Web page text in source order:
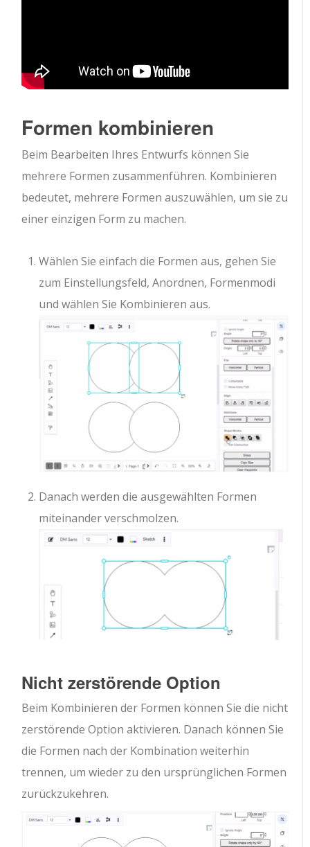
Formen kombinieren
Beim Bearbeiten Ihres Entwurfs können Sie
mehrere Formen zusammenführen. Kombinieren
bedeutet, mehrere Formen auszuwählen, um sie zu
einer einzigen Form zu machen.
Wählen Sie einfach die Formen aus, gehen Sie
zum Einstellungsfeld, Anordnen, Formenmodi
und wählen Sie Kombinieren aus.
Danach werden die ausgewählten Formen
miteinander verschmolzen.
Nicht zerstörende Option
Beim Kombinieren der Formen können Sie die nicht
zerstörende Option aktivieren. Danach können Sie
die Formen nach der Kombination weiterhin
trennen, um wieder zu den ursprünglichen Formen
zurückzukehren.